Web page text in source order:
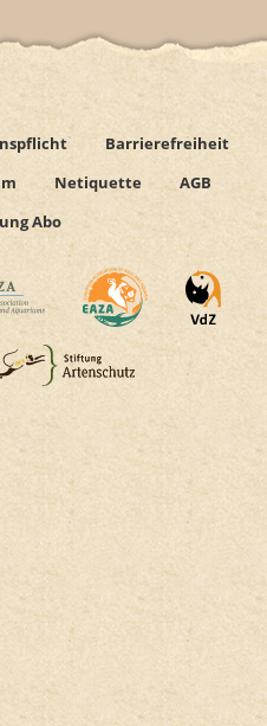
Barrierefreiheit
Netiquette
AGB
Abo